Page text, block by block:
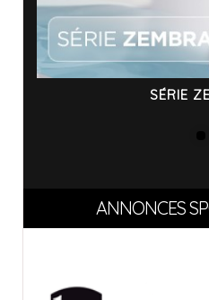
SÉRIE
ANNONCES